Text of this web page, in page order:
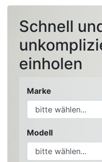
Schnell
einholen
Marke
Modell